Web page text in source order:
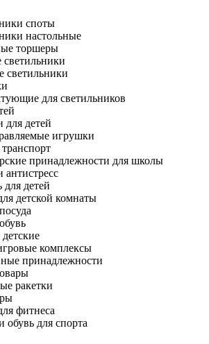
споты
настольные
торшеры
светильники
для светильников
детей
игрушки
принадлежности для школы
для детей
детской комнаты
комплексы
принадлежности
ракетки
фитнеса
обувь для спорта